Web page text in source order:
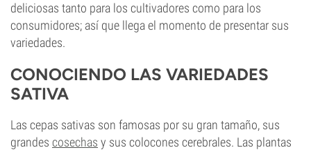
deliciosas tanto para los cultivadores como para los
consumidores; así que llega el momento de presentar sus
variedades.
CONOCIENDO LAS VARIEDADES
SATIVA
Las cepas sativas son famosas por su gran tamaño, sus
grandes cosechas y sus colocones cerebrales. Las plantas